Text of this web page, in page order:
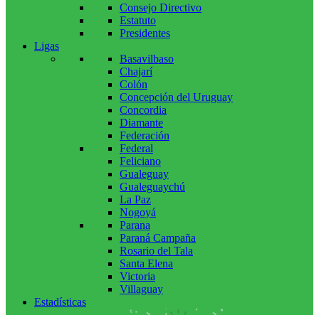
Consejo Directivo
Estatuto
Presidentes
Ligas
Basavilbaso
Chajarí
Colón
Concepción del Uruguay
Concordia
Diamante
Federación
Federal
Feliciano
Gualeguay
Gualeguaychú
La Paz
Nogoyá
Parana
Paraná Campaña
Rosario del Tala
Santa Elena
Victoria
Villaguay
Estadísticas